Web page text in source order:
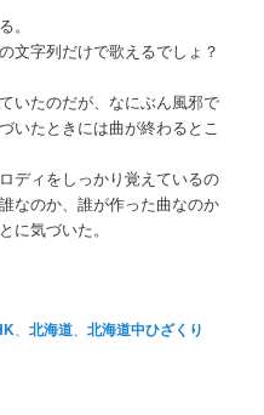
。
文字列だけで歌えるでしょ？
いたのだが、なにぶん風邪で
いたときには曲が終わるとこ
ディをしっかり覚えているの
なのか、誰が作った曲なのか
に気づいた。
、北海道 、北海道中ひざくり